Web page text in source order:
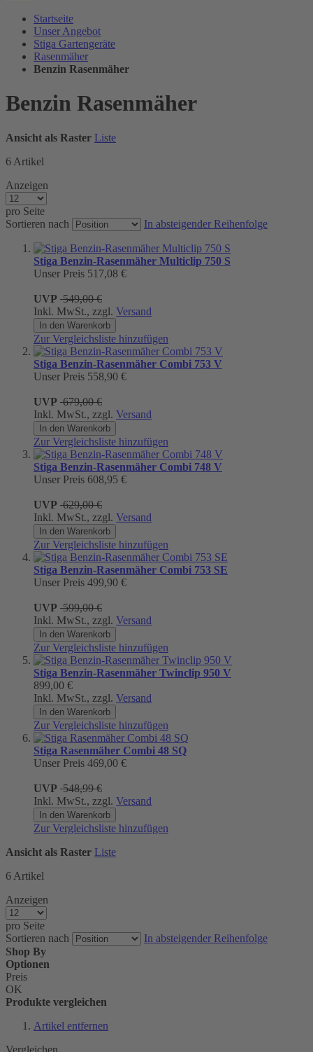
Startseite
Unser Angebot
Stiga Gartengeräte
Rasenmäher
Benzin Rasenmäher
Benzin Rasenmäher
Ansicht als Raster Liste
6 Artikel
Anzeigen
pro Seite
Sortieren nach
In absteigender Reihenfolge
Stiga Benzin-Rasenmäher Multiclip 750 S
Unser Preis 517,08 €
UVP 549,00 €
Inkl. MwSt., zzgl. Versand
In den Warenkorb
Zur Vergleichsliste hinzufügen
Stiga Benzin-Rasenmäher Combi 753 V
Unser Preis 558,90 €
UVP 679,00 €
Inkl. MwSt., zzgl. Versand
In den Warenkorb
Zur Vergleichsliste hinzufügen
Stiga Benzin-Rasenmäher Combi 748 V
Unser Preis 608,95 €
UVP 629,00 €
Inkl. MwSt., zzgl. Versand
In den Warenkorb
Zur Vergleichsliste hinzufügen
Stiga Benzin-Rasenmäher Combi 753 SE
Unser Preis 499,90 €
UVP 599,00 €
Inkl. MwSt., zzgl. Versand
In den Warenkorb
Zur Vergleichsliste hinzufügen
Stiga Benzin-Rasenmäher Twinclip 950 V
899,00 €
Inkl. MwSt., zzgl. Versand
In den Warenkorb
Zur Vergleichsliste hinzufügen
Stiga Rasenmäher Combi 48 SQ
Unser Preis 469,00 €
UVP 548,99 €
Inkl. MwSt., zzgl. Versand
In den Warenkorb
Zur Vergleichsliste hinzufügen
Ansicht als Raster Liste
6 Artikel
Anzeigen
pro Seite
Sortieren nach
In absteigender Reihenfolge
Shop By
Optionen
Preis
OK
Produkte vergleichen
Artikel entfernen
Vergleichen